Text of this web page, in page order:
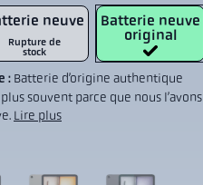
neuve
Rupture de
stock
Batterie neuve
original
: Batterie d’origine authentique
souvent parce que nous l’avons
Lire plus